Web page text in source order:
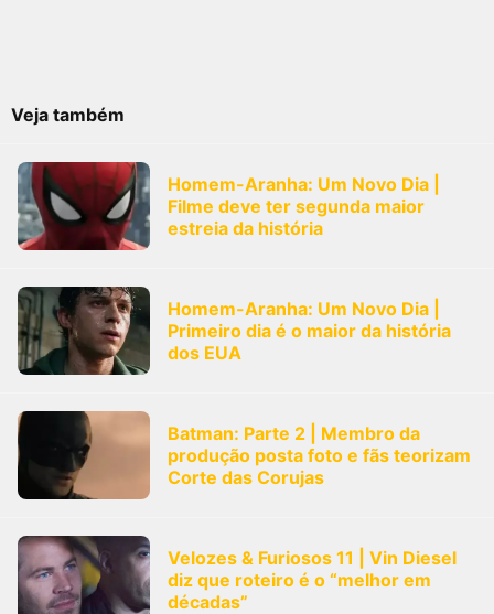
Veja também
Homem-Aranha: Um Novo Dia |
Filme deve ter segunda maior
estreia da história
Homem-Aranha: Um Novo Dia |
Primeiro dia é o maior da história
dos EUA
Batman: Parte 2 | Membro da
produção posta foto e fãs teorizam
Corte das Corujas
Velozes & Furiosos 11 | Vin Diesel
diz que roteiro é o “melhor em
décadas”